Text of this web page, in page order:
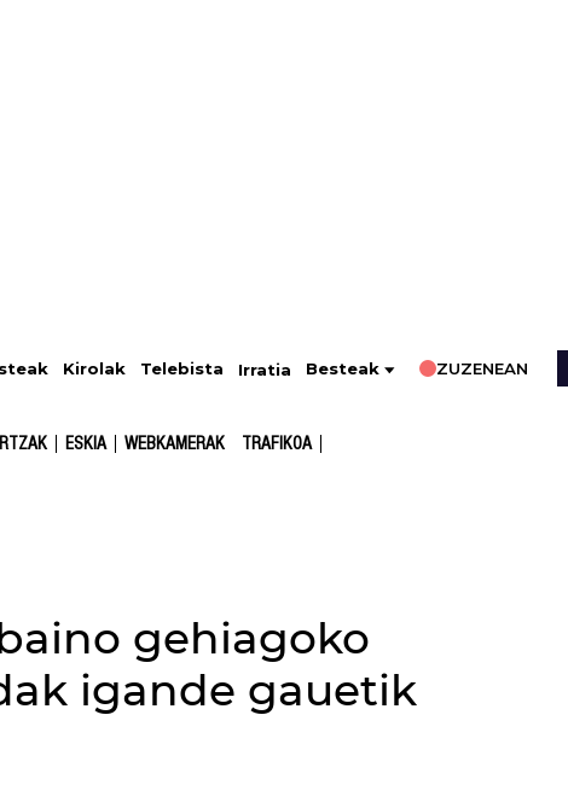
Kirolak Telebista Irratia Besteak ZUZENEAN
ESKIA WEBKAMERAK TRAFIKOA
gehiagoko
igande gauetik